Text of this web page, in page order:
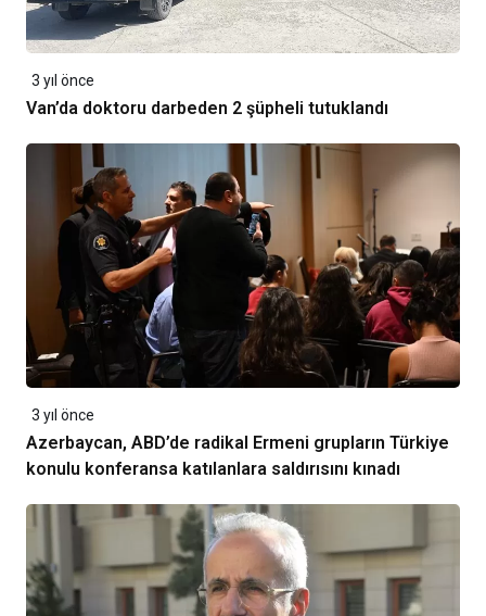
3 yıl önce
Van’da doktoru darbeden 2 şüpheli tutuklandı
3 yıl önce
Azerbaycan, ABD’de radikal Ermeni grupların Türkiye
konulu konferansa katılanlara saldırısını kınadı